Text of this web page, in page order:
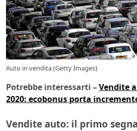
Auto in vendita (Getty Images)
Potrebbe interessarti –Vendite
2020: ecobonus porta
Vendite auto: il primo